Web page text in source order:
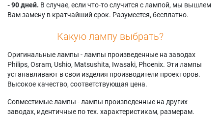
- 90 дней. В случае, если что-то случится с лампой, мы вышлем
Вам замену в кратчайший срок. Разумеется, бесплатно.
Какую лампу выбрать?
Оригинальные лампы - лампы произведенные на заводах
Philips, Osram, Ushio, Matsushita, Iwasaki, Phoenix. Эти лампы
устанавливают в свои изделия производители проекторов.
Высокое качество, соответствующая цена.
Совместимые лампы - лампы произведенные на других
заводах, идентичные по тех. характеристикам, размерам.